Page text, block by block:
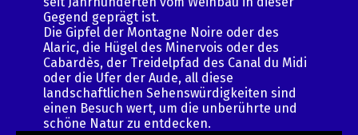
Gegend geprägt ist.
Die Gipfel der Montagne Noire oder des
Alaric, die Hügel des Minervois oder des
Cabardès, der Treidelpfad des Canal du Midi
oder die Ufer der Aude, all diese
landschaftlichen Sehenswürdigkeiten sind
einen Besuch wert, um die unberührte und
schöne Natur zu entdecken.